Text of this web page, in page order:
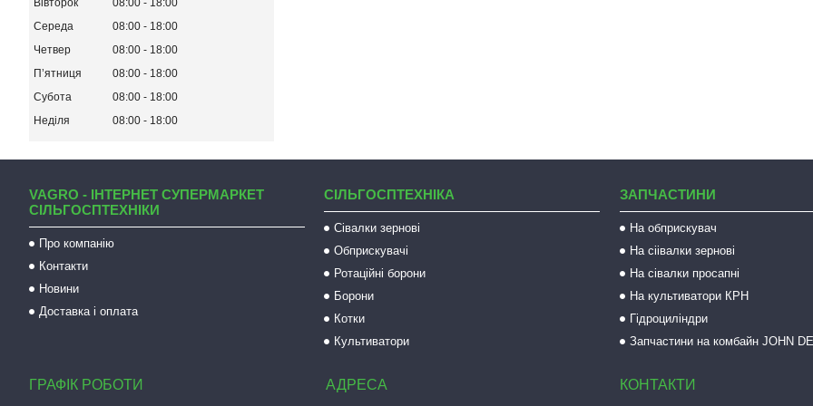
Вівторок 08:00
18:00
Середа
08:00
18:00
Четвер
08:00
18:00
Пʼятниця
08:00
18:00
Субота
08:00
18:00
Неділя
08:00 18:00
VAGRO - ІНТЕРНЕТ СУПЕРМАРКЕТ
СІЛЬГОСПТЕХНІКИ
Про компанію
Контакти
Новини
Доставка і оплата
СІЛЬГОСПТЕХНІКА
Сівалки зернові
Обприскувачі
Ротаційні борони
Борони
Котки
Культиватори
ЗАПЧАСТИНИ
На обприскувач
На сіівалки зернові
На сівалки просапні
На культиватори КРН
Гідроциліндри
Запчастини на комбайн JOHN
ГРАФІК РОБОТИ